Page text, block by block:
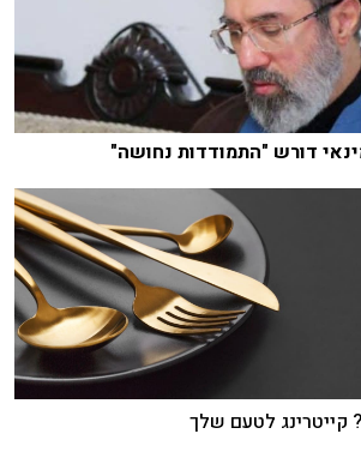
דורש "התמודדות נחושה"
קייטרינג לטעם שלך